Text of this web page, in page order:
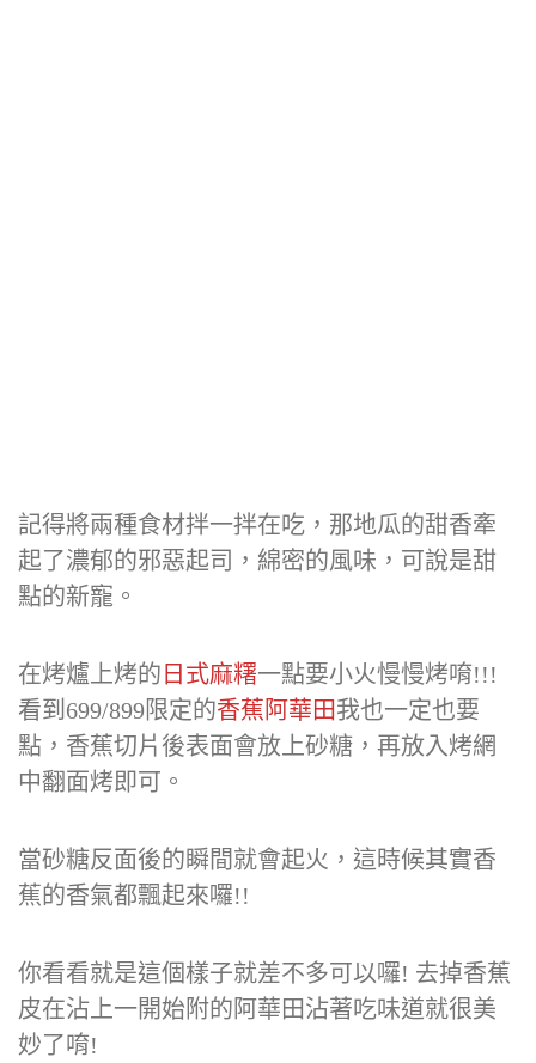
記得將兩種食材拌一拌在吃，那地瓜的甜香牽
起了濃郁的邪惡起司，綿密的風味，可說是甜
點的新寵。
在烤爐上烤的 日式麻糬一點要小火慢慢烤唷!!!
看到699/899限定的香蕉阿華田我也一定也要
點，香蕉切片後表面會放上砂糖，再放入烤網
中翻面烤即可。
當砂糖反面後的瞬間就會起火，這時候其實香
蕉的香氣都飄起來囉!!
你看看就是這個樣子就差不多可以囉! 去掉香蕉
皮在沾上一開始附的阿華田沾著吃味道就很美
妙了唷!